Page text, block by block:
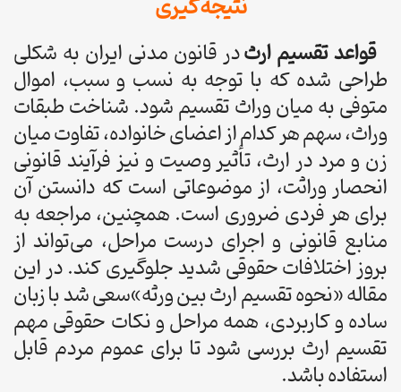
نتیجه‌گیری
قواعد تقسیم ارثدر قانون مدنی ایران به شکلی
طراحی شده که با توجه به نسب و سبب، اموال
متوفی به میان وراث تقسیم شود. شناخت طبقات
وراث، سهم هر کدام از اعضای خانواده، تفاوت میان
زن و مرد در ارث، تأثیر وصیت و نیز فرآیند قانونی
انحصار وراثت، از موضوعاتی است که دانستن آن
برای هر فردی ضروری است. همچنین، مراجعه به
منابع قانونی و اجرای درست مراحل، می‌تواند از
بروز اختلافات حقوقی شدید جلوگیری کند. در این
مقاله «نحوه تقسیم ارث بین ورثه»سعی شد با زبان
ساده و کاربردی، همه مراحل و نکات حقوقی مهم
تقسیم ارث بررسی شود تا برای عموم مردم قابل
استفاده باشد.